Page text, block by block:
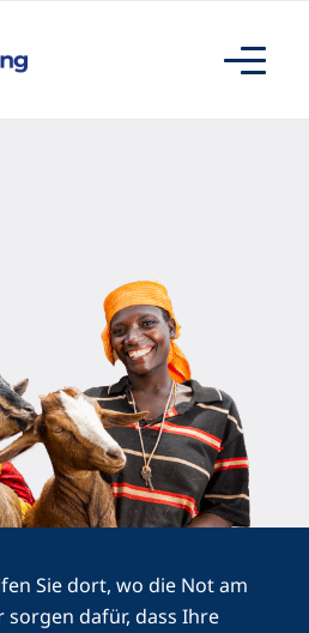
Sie dort, wo die Not am
dafür, dass Ihre